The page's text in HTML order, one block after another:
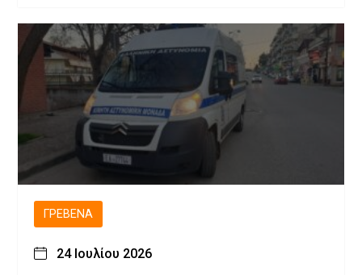
ΓΡΕΒΕΝΆ
24 Ιουλίου 2026